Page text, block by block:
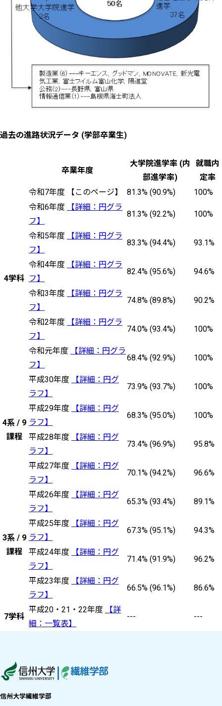
過去の進路状況データ (学部卒業生)
卒業年度
大学院進学率 (内
部進学率)
就職内
定率
4学科
令和7年度 【このページ】 81.3% (90.9%)
100%
令和6年度
【詳細：円グラ
フ】
81.3% (92.2%) 100%
令和5年度
【詳細：円グラ
フ】
83.3% (94.4%) 93.1%
令和4年度
【詳細：円グラ
フ】
82.4% (95.6%) 94.6%
令和3年度
【詳細：円グラ
フ】
74.8% (89.8%) 90.2%
令和2年度
【詳細：円グラ
フ】
74.0% (93.4%) 100%
令和元年度
【詳細：円グラ
フ】
68.4% (92.9%) 100%
4系 / 9
課程
平成30年度
【詳細：円グ
ラフ】
73.9% (93.7%) 100%
平成29年度
【詳細：円グ
ラフ】
68.3% (95.0%) 100%
平成28年度
【詳細：円グ
ラフ】
73.4% (96.9%) 95.8%
平成27年度
【詳細：円グ
ラフ】
70.1% (94.2%) 96.6%
3系 / 9
課程
平成26年度
【詳細：円グ
ラフ】
65.3% (93.4%) 89.1%
平成25年度
【詳細：円グ
ラフ】
67.3% (95.1%) 94.3%
平成24年度
【詳細：円グ
ラフ】
71.4% (91.9%) 96.2%
平成23年度
【詳細：円グ
ラフ】
66.5% (96.1%) 86.6%
7学科
平成20・21・22年度
【詳
細：一覧表】
--- ---
信州大学繊維学部